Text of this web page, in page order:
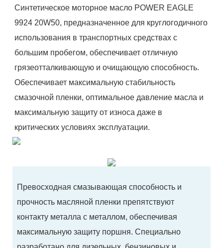
Синтетическое моторное масло POWER EAGLE
9924 20W50, предназначенное для круглогодичного
использования в транспортных средствах с
большим пробегом, обеспечивает отличную
грязеотталкивающую и очищающую способность.
Обеспечивает максимальную стабильность
смазочной пленки, оптимальное давление масла и
максимальную защиту от износа даже в
критических условиях эксплуатации.
Превосходная смазывающая способность и
прочность масляной пленки препятствуют
контакту металла с металлом, обеспечивая
максимальную защиту поршня. Специально